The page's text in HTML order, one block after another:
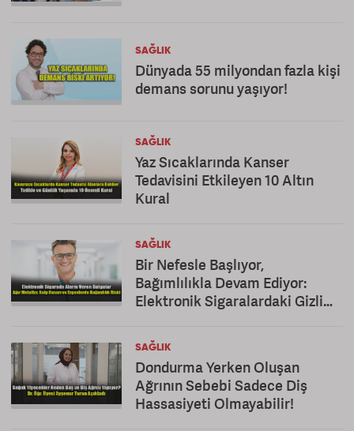
SAĞLIK
Dünyada 55 milyondan fazla kişi
demans sorunu yaşıyor!
SAĞLIK
Yaz Sıcaklarında Kanser
Tedavisini Etkileyen 10 Altın
Kural
SAĞLIK
Bir Nefesle Başlıyor,
Bağımlılıkla Devam Ediyor:
Elektronik Sigaralardaki Gizli
SAĞLIK
Dondurma Yerken Oluşan
Ağrının Sebebi Sadece Diş
Hassasiyeti Olmayabilir!